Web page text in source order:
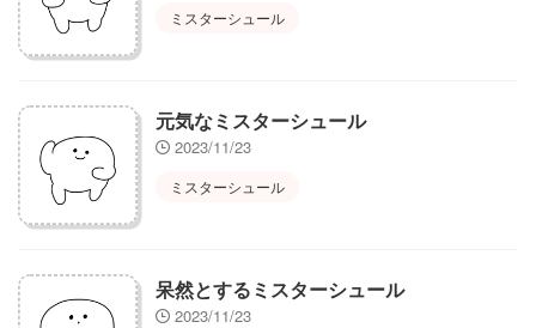
ミスターシュール
元気なミスターシュール
2023/11/23
ミスターシュール
呆然とするミスターシュール
2023/11/23